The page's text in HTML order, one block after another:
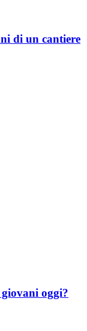
di un cantiere
oggi?